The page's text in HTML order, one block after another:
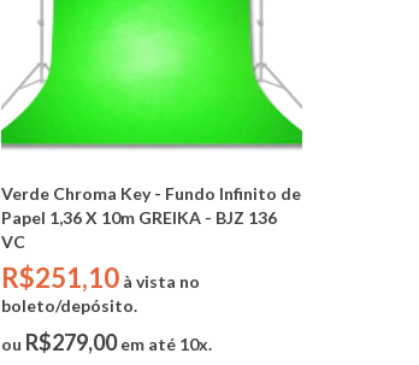
Verde Chroma Key - Fundo Infinito de
Papel 1,36 X 10m GREIKA - BJZ 136
VC
R$251,10 à vista no
boleto/depósito.
ou R$279,00em até 10x.